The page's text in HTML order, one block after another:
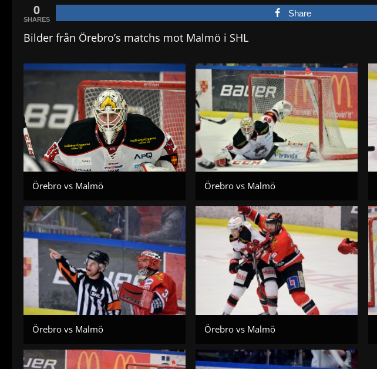
0
SHARES
Share
Bilder från Örebro’s matchs mot Malmö i SHL
Örebro vs Malmö Örebro vs Malmö
Örebro vs Malmö Örebro vs Malmö